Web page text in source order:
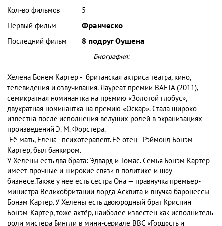
Кол-во фильмов
5
Первый фильм
Франческо
Последний фильм
8 подруг Оушена
Биография:
Хелена Бонем Картер - британская актриса театра, кино,
телевидения и озвучивания. Лауреат премии BAFTA (2011),
семикратная номинантка на премию «Золотой глобус»,
двукратная номинантка на премию «Оскар». Стала широко
известна после исполнения ведущих ролей в экранизациях
произведений Э. М. Форстера.
Её мать, Елена - психотерапевт. Её отец - Рэймонд Бонэм
Картер, был банкиром.
У Хелены есть два брата: Эдвард и Томас. Семья Бонэм Картер
имеет прочные и широкие связи в политике и шоу-
бизнесе.Также у нее есть сестра Она — правнучка премьер-
министра Великобритании лорда Асквита и внучка баронессы
Бонэм Картер. У Хелены есть двоюродный брат Криспин
Бонэм-Картер, тоже актёр, наиболее известен как исполнитель
роли мистера Бингли в мини-сериале BBC «Гордость и